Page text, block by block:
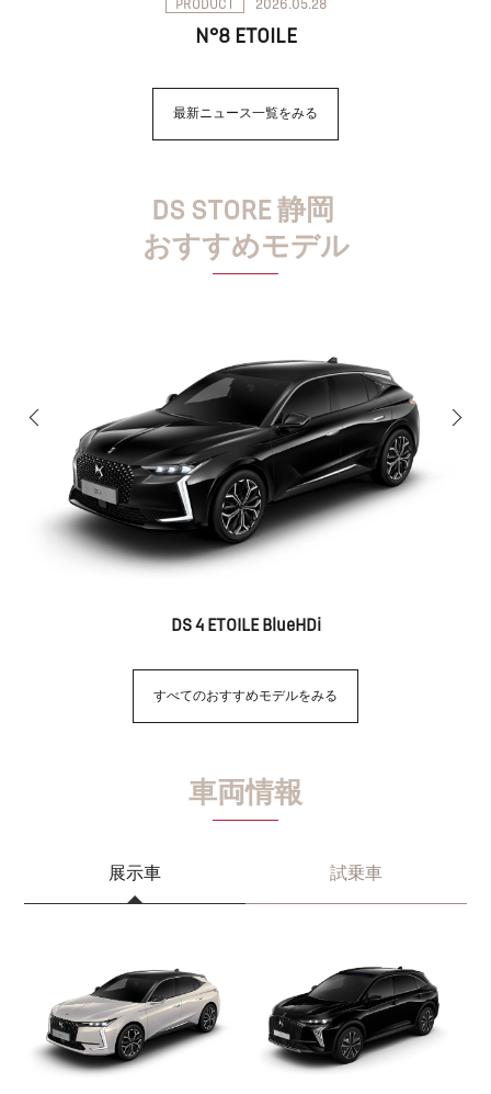
PRODUCT 2026.05.28
N°8 ETOILE
最新ニュース一覧をみる
DS STORE 静岡
おすすめモデル
DS 4 ETOILE BlueHDi
すべてのおすすめモデルをみる
車両情報
展示車 試乗車